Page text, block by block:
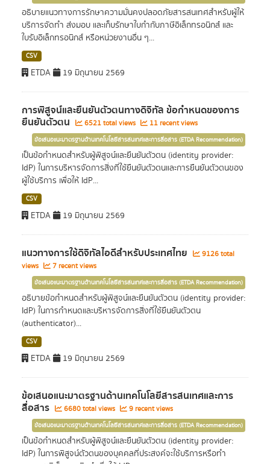
อธิบายแนวทางการรักษาความมั่นคงปลอดภัยสารสนเทศสำหรับผู้ให้
บริการจัดทำ ส่งมอบ และเก็บรักษาใบกำกับภาษีอิเล็กทรอนิกส์ และ
ใบรับอิเล็กทรอนิกส์ หรือหน่วยงานอื่น ๆ...
CSV
ETDA 19 มิถุนายน 2569
การพิสูจน์และยืนยันตัวตนทางดิจิทัล ข้อกำหนดของการ
ยืนยันตัวตน 6521 total views 11 recent views
ข้อเสนอแนะมาตรฐานด้านเทคโนโลยีสารสนเทศและการสื่อสาร (ETDA Recommendation)
เป็นข้อกำหนดสำหรับผู้พิสูจน์และยืนยันตัวตน (identity provider:
IdP) ในการบริหารจัดการสิ่งที่ใช้ยืนยันตัวตนและการยืนยันตัวตนของ
ผู้ใช้บริการ เพื่อให้ IdP...
CSV
ETDA 19 มิถุนายน 2569
แนวทางการใช้ดิจิทัลไอดีสำหรับประเทศไทย
9126 total
views
7 recent views
ข้อเสนอแนะมาตรฐานด้านเทคโนโลยีสารสนเทศและการสื่อสาร (ETDA Recommendation)
อธิบายข้อกำหนดสำหรับผู้พิสูจน์และยืนยันตัวตน (identity provider:
IdP) ในการกำหนดและบริหารจัดการสิ่งที่ใช้ยืนยันตัวตน
(authenticator)...
CSV
ETDA 19 มิถุนายน 2569
ข้อเสนอแนะมาตรฐานด้านเทคโนโลยีสารสนเทศและการ
สื่อสาร 6680 total views 9 recent views
ข้อเสนอแนะมาตรฐานด้านเทคโนโลยีสารสนเทศและการสื่อสาร (ETDA Recommendation)
เป็นข้อกำหนดสำหรับผู้พิสูจน์และยืนยันตัวตน (identity provider:
IdP) ในการพิสูจน์ตัวตนของบุคคลที่ประสงค์จะใช้บริการหรือทำ